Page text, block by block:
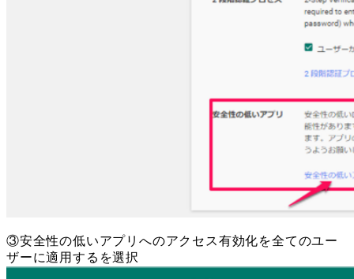
③安全性の低いアプリへのアクセス有効化を全てのユー
ザーに適用するを選択